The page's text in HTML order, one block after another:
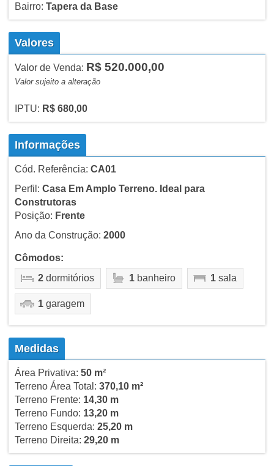
Bairro: Tapera da Base
Valores
Valor de Venda: R$ 520.000,00
Valor sujeito a alteração
IPTU: R$ 680,00
Informações
Cód. Referência: CA01
Perfil: Casa Em Amplo Terreno. Ideal para
Construtoras
Posição: Frente
Ano da Construção: 2000
Cômodos:
2dormitórios 1banheiro 1sala
1garagem
Medidas
Área Privativa: 50 m²
Terreno Área Total: 370,10 m²
Terreno Frente: 14,30 m
Terreno Fundo: 13,20 m
Terreno Esquerda: 25,20 m
Terreno Direita: 29,20 m